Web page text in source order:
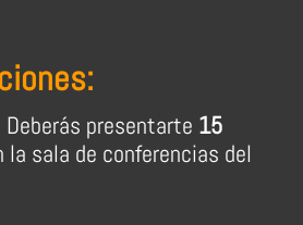
presentarte 15
la sala de conferencias del